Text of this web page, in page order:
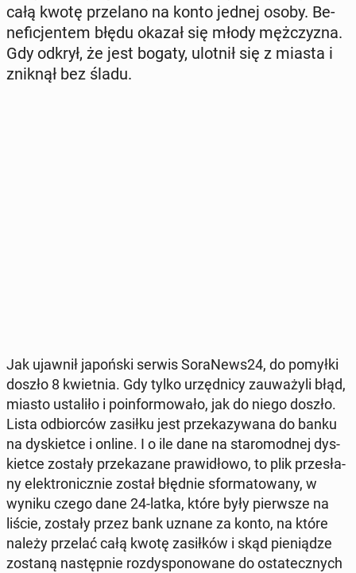
całą kwotę prze­la­no na konto jednej osoby. Be­
ne­fi­cjen­tem błędu okazał się młody męż­czy­zna.
Gdy odkrył, że jest bogaty, ulotnił się z miasta i
zniknął bez śladu.
Jak ujawnił ja­poń­ski serwis So­ra­News24, do pomyłki
doszło 8 kwiet­nia. Gdy tylko urzęd­ni­cy za­uwa­ży­li błąd,
miasto usta­li­ło i po­in­for­mo­wa­ło, jak do niego doszło.
Lista od­bior­ców zasiłku jest prze­ka­zy­wa­na do banku
na dys­kiet­ce i online. I o ile dane na sta­ro­mod­nej dys­
kiet­ce zostały prze­ka­za­ne pra­wi­dło­wo, to plik prze­sła­
ny elek­tro­nicz­nie został błędnie sfor­ma­to­wa­ny, w
wyniku czego dane 24-latka, które były pierw­sze na
liście, zostały przez bank uznane za konto, na które
należy przelać całą kwotę za­sił­ków i skąd pie­nią­dze
zostaną na­stęp­nie roz­dy­spo­no­wa­ne do osta­tecz­nych